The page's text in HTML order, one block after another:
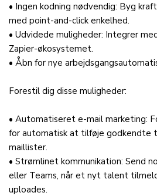
• Ingen kodning nødvendig: Byg
med point-and-click enkelhed.
• Udvidede muligheder: Integrer
Zapier-økosystemet.
• Åbn for nye
Forestil dig disse muligheder:
• Automatiseret e-mail marketing:
for automatisk at tilføje
maillister.
• Strømlinet kommunikation: Send
eller Teams, når et nyt talent
uploades.